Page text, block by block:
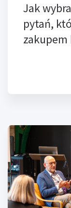
Jak
pytań,